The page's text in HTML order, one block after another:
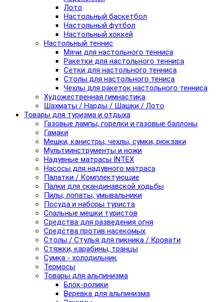
Лото
Настольный баскетбол
Настольный футбол
Настольный хоккей
Настольный теннис
Мячи для настольного тенниса
Ракетки для настольного тенниса
Сетки для настольного тенниса
Столы для настольного тениса
Чехлы для ракеток настольного тенниса
Художественная гимнастика
Шахматы / Нарды / Шашки / Лото
Товары для туризма и отдыха
Газовые лампы, горелки и газовые баллоны
Гамаки
Мешки, канистры, чехлы, сумки, рюкзаки
Мультиинструменты и ножи
Надувные матрасы INTEX
Насосы для надувного матраса
Палатки / Комплектующие
Палки для скандинавской ходьбы
Пилы, лопаты, умывальники
Посуда и наборы туриста
Спальные мешки туристов
Средства для разведения огня
Средства против насекомых
Столы / Стулья для пикника / Кровати
Стяжки, карабины, транцы
Сумка - холодильник
Термосы
Товары для альпинизма
Блок-ролики
Веревка для альпинизма